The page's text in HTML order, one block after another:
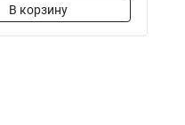
В корзину